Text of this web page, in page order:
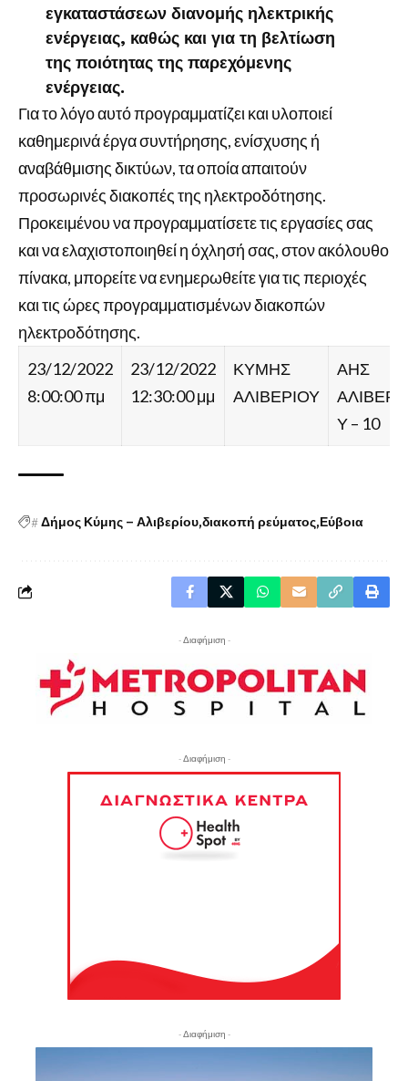
εγκαταστάσεων διανομής ηλεκτρικής
ενέργειας, καθώς και για τη βελτίωση
της ποιότητας της παρεχόμενης
ενέργειας.
Για το λόγο αυτό προγραμματίζει και υλοποιεί
καθημερινά έργα συντήρησης, ενίσχυσης ή
αναβάθμισης δικτύων, τα οποία απαιτούν
προσωρινές διακοπές της ηλεκτροδότησης.
Προκειμένου να προγραμματίσετε τις εργασίες σας
και να ελαχιστοποιηθεί η όχλησή σας, στον ακόλουθο
πίνακα, μπορείτε να ενημερωθείτε για τις περιοχές
και τις ώρες προγραμματισμένων διακοπών
ηλεκτροδότησης.
23/12/2022
8:00:00 πμ
23/12/2022
12:30:00 μμ
ΚΥΜΗΣ
ΑΛΙΒΕΡΙΟΥ
ΑΗΣ
Υ – 10
#Δήμος Κύμης – Αλιβερίου διακοπή ρεύματος Εύβοια
- Διαφήμιση -
- Διαφήμιση -
- Διαφήμιση -